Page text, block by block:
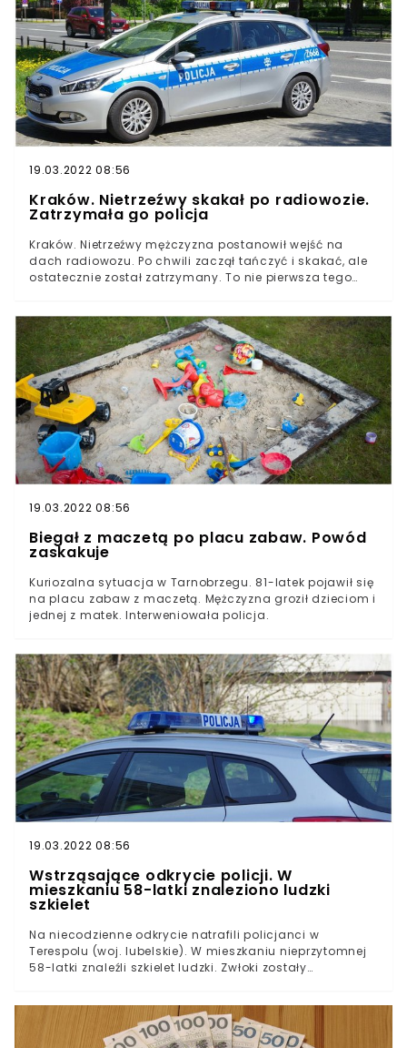
19.03.2022 08:56
Kraków. Nietrzeźwy skakał po radiowozie.
Zatrzymała go policja
Kraków. Nietrzeźwy mężczyzna postanowił wejść na
dach radiowozu. Po chwili zaczął tańczyć i skakać, ale
ostatecznie został zatrzymany. To nie pierwsza tego
19.03.2022 08:56
Biegał z maczetą po placu zabaw. Powód
zaskakuje
Kuriozalna sytuacja w Tarnobrzegu. 81-latek pojawił się
na placu zabaw z maczetą. Mężczyzna groził dzieciom i
jednej z matek. Interweniowała policja.
19.03.2022 08:56
Wstrząsające odkrycie policji. W
mieszkaniu 58-latki znaleziono ludzki
szkielet
Na niecodzienne odkrycie natrafili policjanci w
Terespolu (woj. lubelskie). W mieszkaniu nieprzytomnej
58-latki znaleźli szkielet ludzki. Zwłoki zostały